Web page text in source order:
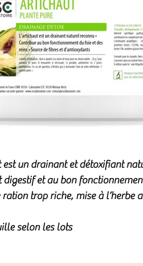
est un drainant et détoxifiant
et au bon
trop riche, mise à l’herbe
selon les lots